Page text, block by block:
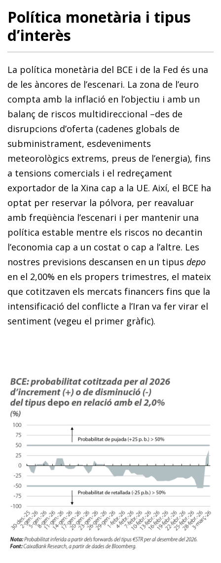
Política monetària i tipus
d’interès
La política monetària del BCE i de la Fed és una
de les àncores de l’escenari. La zona de l’euro
compta amb la inflació en l’objectiu i amb un
balanç de riscos multidireccional –des de
disrupcions d’oferta (cadenes globals de
subministrament, esdeveniments
meteorològics extrems, preus de l’energia), fins
a tensions comercials i el redreçament
exportador de la Xina cap a la UE. Així, el BCE ha
optat per reservar la pólvora, per reavaluar
amb freqüència l’escenari i per mantenir una
política estable mentre els riscos no decantin
l’economia cap a un costat o cap a l’altre. Les
nostres previsions descansen en un tipus depo
en el 2,00% en els propers trimestres, el mateix
que cotitzaven els mercats financers fins que la
intensificació del conflicte a l’Iran va fer virar el
sentiment (vegeu el primer gràfic).